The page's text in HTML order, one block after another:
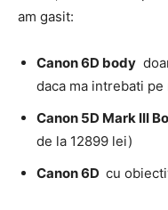
am gasit:
Canon 6D body
daca ma intrebati pe
Canon 5D Mark III
de la 12899 lei)
Canon 6D cu